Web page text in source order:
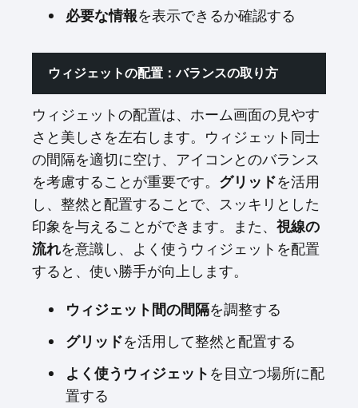
必要な情報を表示できるか確認する
ウィジェットの配置：バランスの取り方
ウィジェットの配置は、ホーム画面の見やす
さと美しさを左右します。ウィジェット同士
の間隔を適切に空け、アイコンとのバランス
を考慮することが重要です。 グリッドを活用
し、整然と配置することで、スッキリとした
印象を与えることができます。また、 視線の
流れを意識し、よく使うウィジェットを配置
すると、使い勝手が向上します。
ウィジェット間の間隔を調整する
グリッドを活用して整然と配置する
よく使うウィジェットを目立つ場所に配
置する